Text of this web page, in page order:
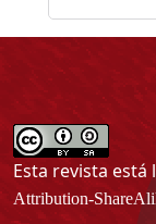
Esta revista está
Attribution-